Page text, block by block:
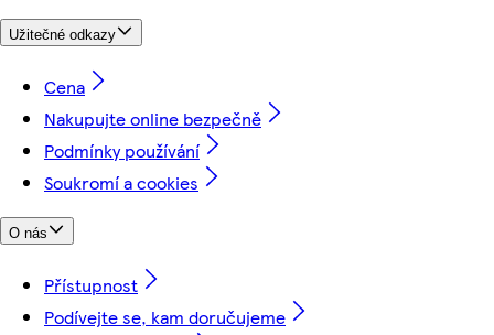
Užitečné odkazy
Cena
Nakupujte online bezpečně
Podmínky používání
Soukromí a cookies
O nás
Přístupnost
Podívejte se, kam doručujeme